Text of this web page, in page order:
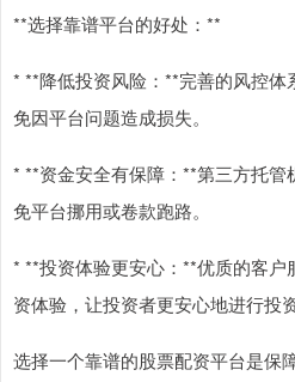
**选择靠谱平台的好处：**
* **降低投资风险：**完善的风控
免因平台问题造成损失。
* **资金安全有保障：**第三方托
免平台挪用或卷款跑路。
* **投资体验更安心：**优质的客
资体验，让投资者更安心地进行投资
选择一个靠谱的股票配资平台是保